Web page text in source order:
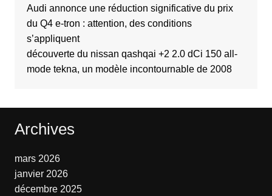
Audi annonce une réduction significative du prix
du Q4 e-tron : attention, des conditions
s’appliquent
découverte du nissan qashqai +2 2.0 dCi 150 all-
mode tekna, un modèle incontournable de 2008
Archives
mars 2026
janvier 2026
décembre 2025